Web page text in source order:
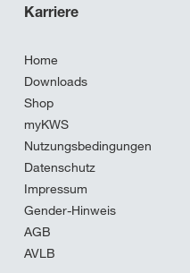
Karriere
Home
Downloads
Shop
myKWS
Nutzungsbedingungen
Datenschutz
Impressum
Gender-Hinweis
AGB
AVLB